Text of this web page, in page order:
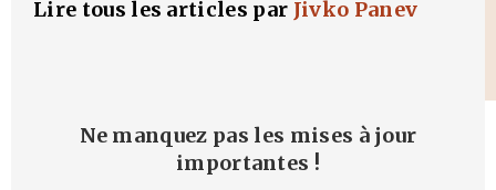
Lire tous les articles par Jivko Panev
Ne manquez pas les mises à jour
importantes !